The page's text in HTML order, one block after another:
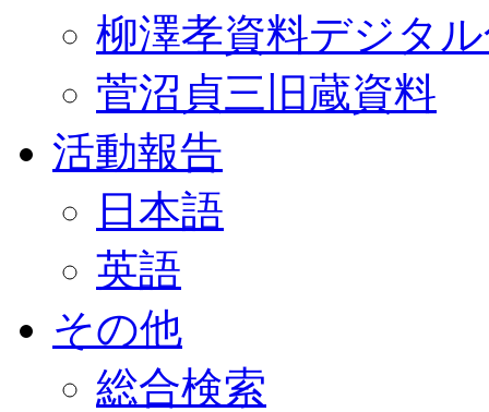
柳澤孝資料デジタ
菅沼貞三旧蔵資料
活動報告
日本語
英語
その他
総合検索